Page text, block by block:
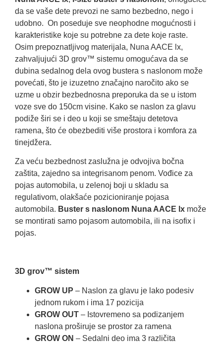
da se vaše dete prevozi ne samo bezbedno, nego i
udobno. On poseduje sve neophodne mogućnosti i
karakteristike koje su potrebne za dete koje raste.
Osim prepoznatljivog materijala, Nuna AACE lx,
zahvaljujući 3D grov™ sistemu omogućava da se
dubina sedalnog dela ovog bustera s naslonom može
povećati, što je izuzetno značajno naročito ako se
uzme u obzir bezbednosna preporuka da se u istom
voze sve do 150cm visine. Kako se naslon za glavu
podiže širi se i deo u koji se smeštaju detetova
ramena, što će obezbediti više prostora i komfora za
tinejdžera.
Za veću bezbednost zaslužna je odvojiva bočna
zaštita, zajedno sa integrisanom penom. Vođice za
pojas automobila, u zelenoj boji u skladu sa
regulativom, olakšaće pozicioniranje pojasa
automobila. Buster s naslonom Nuna AACE lx može
se montirati samo pojasom automobila, ili na isofix i
pojas.
3D grov™ sistem
GROW UP – Naslon za glavu je lako podesiv
jednom rukom i ima 17 pozicija
GROW OUT – Istovremeno sa podizanjem
naslona proširuje se prostor za ramena
GROW ON – Sedalni deo ima 3 različita